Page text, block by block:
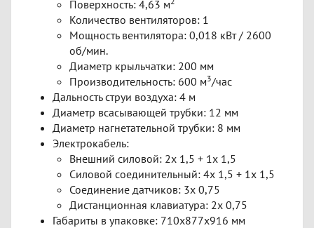
Поверхность: 4,63 м
Количество вентиляторов: 1
Мощность вентилятора: 0,018 кВт / 2600
об/мин.
Диаметр крыльчатки: 200 мм
Производительность: 600 м3/час
Дальность струи воздуха: 4 м
Диаметр всасывающей трубки: 12 мм
Диаметр нагнетательной трубки: 8 мм
Электрокабель:
Внешний силовой: 2х 1,5 + 1х 1,5
Силовой соединительный: 4х 1,5 + 1х 1,5
Соединение датчиков: 3х 0,75
Дистанционная клавиатура: 2х 0,75
Габариты в упаковке: 710x877x916 мм